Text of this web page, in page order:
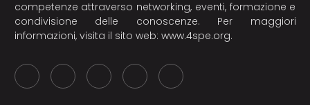
competenze attraverso networking, eventi, formazione e
condivisione delle conoscenze. Per maggiori
informazioni, visita il sito web: www.4spe.org.